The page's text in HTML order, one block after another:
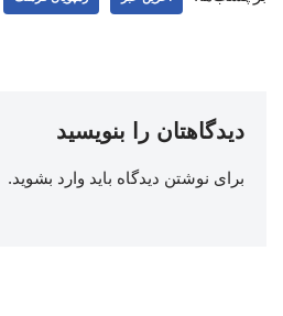
دیدگاهتان را بنویسید
برای نوشتن دیدگاه باید وارد بشوید.